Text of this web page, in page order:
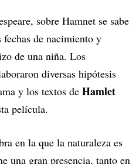
sobre Hamnet se sabe
de nacimiento y
de una niña. Los
diversas hipótesis
y los textos de Hamlet
película.
en la que la naturaleza es
una gran presencia, tanto en